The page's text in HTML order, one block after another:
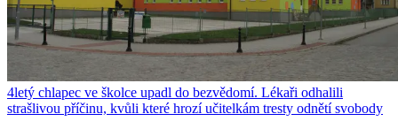
4letý chlapec ve školce upadl do bezvědomí. Lékaři odhalili
strašlivou příčinu, kvůli které hrozí učitelkám tresty odnětí svobody